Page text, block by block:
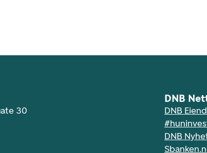
30
DNB
DNB
DNB